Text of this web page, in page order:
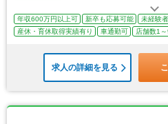
年収600万円以上可 新卒も応募可能 未経験
産休・育休取得実績有り
車通勤可 店舗数1～
求人の詳細を見る